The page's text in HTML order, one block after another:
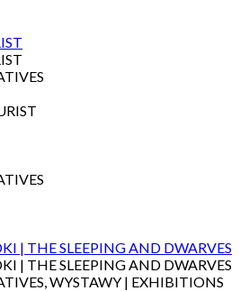
| THE SLEEPING AND DWARVES
| THE SLEEPING AND DWARVES
WYSTAWY | EXHIBITIONS